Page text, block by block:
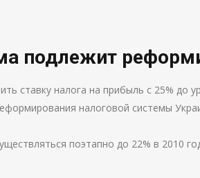
подлежит
ставку налога на прибыль с 25% до
налоговой системы
поэтапно до 22% в 2010